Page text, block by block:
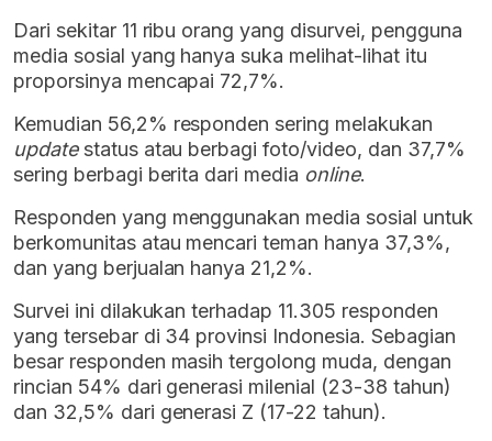
Dari sekitar 11 ribu orang yang disurvei, pengguna
media sosial yang hanya suka melihat-lihat itu
proporsinya mencapai 72,7%.
Kemudian 56,2% responden sering melakukan
updatestatus atau berbagi foto/video, dan 37,7%
sering berbagi berita dari media online.
Responden yang menggunakan media sosial untuk
berkomunitas atau mencari teman hanya 37,3%,
dan yang berjualan hanya 21,2%.
Survei ini dilakukan terhadap 11.305 responden
yang tersebar di 34 provinsi Indonesia. Sebagian
besar responden masih tergolong muda, dengan
rincian 54% dari generasi milenial (23-38 tahun)
dan 32,5% dari generasi Z (17-22 tahun).